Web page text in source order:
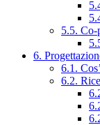
5.5. Co-
6.
6.1.
6.2.